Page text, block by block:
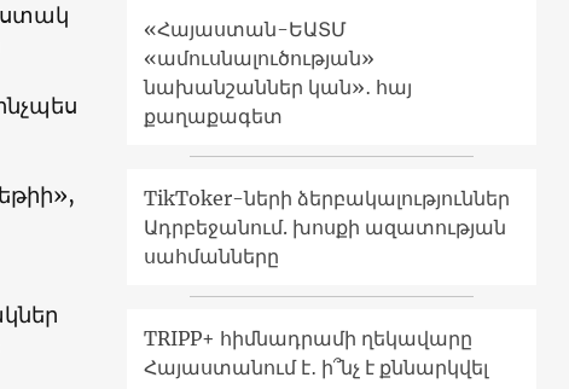
«Հայաստան-ԵԱՏՄ
«ամուսնալուծության»
նախանշաններ կան»․ հայ
քաղաքագետ
TikToker-ների ձերբակալություններ
Ադրբեջանում. խոսքի ազատության
սահմանները
TRIPP+ հիմնադրամի ղեկավարը
Հայաստանում է․ ի՞նչ է քննարկվել